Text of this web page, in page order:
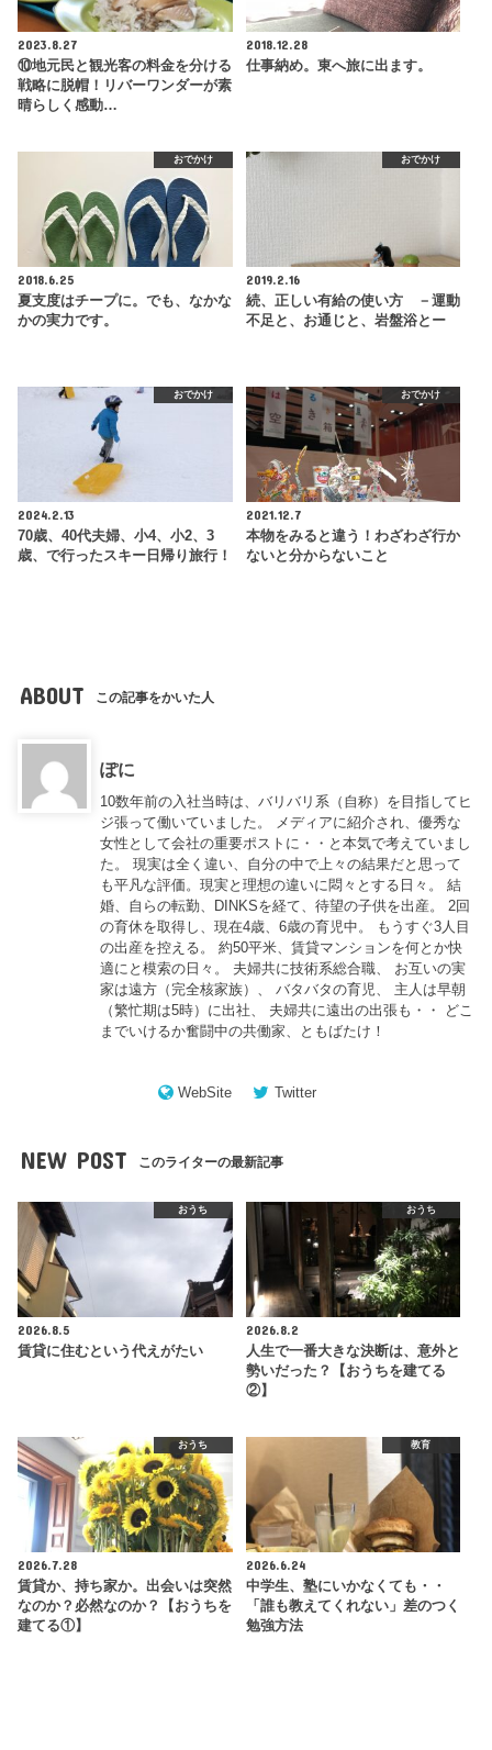
2023.8.27
⑩地元民と観光客の料金を分ける
戦略に脱帽！リバーワンダーが素
晴らしく感動…
2018.12.28
仕事納め。東へ旅に出ます。
おでかけ
2018.6.25
夏支度はチープに。でも、なかな
かの実力です。
おでかけ
2019.2.16
続、正しい有給の使い方 －運動
不足と、お通じと、岩盤浴とー
おでかけ
2024.2.13
70歳、40代夫婦、小4、小2、3
歳、で行ったスキー日帰り旅行！
おでかけ
2021.12.7
本物をみると違う！わざわざ行か
ないと分からないこと
ABOUT この記事をかいた人
ぽに
10数年前の入社当時は、バリバリ系（自称）を目指してヒ
ジ張って働いていました。 メディアに紹介され、優秀な
女性として会社の重要ポストに・・と本気で考えていまし
た。 現実は全く違い、自分の中で上々の結果だと思って
も平凡な評価。現実と理想の違いに悶々とする日々。 結
婚、自らの転勤、DINKSを経て、待望の子供を出産。 2回
の育休を取得し、現在4歳、6歳の育児中。 もうすぐ3人目
の出産を控える。 約50平米、賃貸マンションを何とか快
適にと模索の日々。 夫婦共に技術系総合職、 お互いの実
家は遠方（完全核家族）、 バタバタの育児、 主人は早朝
（繁忙期は5時）に出社、 夫婦共に遠出の出張も・・ どこ
までいけるか奮闘中の共働家、ともばたけ！
WebSite Twitter
NEW POST このライターの最新記事
おうち
2026.8.5
賃貸に住むという代えがたい
おうち
2026.8.2
人生で一番大きな決断は、意外と
勢いだった？【おうちを建てる
②】
おうち
2026.7.28
賃貸か、持ち家か。出会いは突然
なのか？必然なのか？【おうちを
建てる①】
教育
2026.6.24
中学生、塾にいかなくても・・
「誰も教えてくれない」差のつく
勉強方法